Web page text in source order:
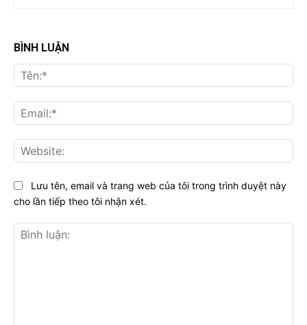
BÌNH LUẬN
Lưu tên, email và trang web của tôi trong trình duyệt này
cho lần tiếp theo tôi nhận xét.